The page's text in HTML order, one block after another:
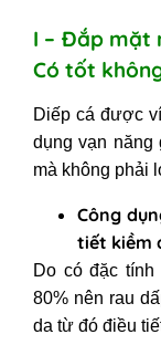
6.
III -
I – Đắp mặt
Có tốt
Diếp cá được
dụng vạn năng
mà không phải
Công
tiết kiềm
Do có đặc
80% nên rau
da từ đó điều